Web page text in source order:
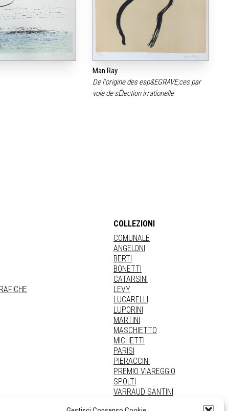
Man Ray
De l‘origine des esp&EGRAVE;ces par
voie de sÉlection irrationelle
COLLEZIONI
COMUNALE
ANGELONI
BERTI
BONETTI
CATARSINI
LEVY
LUCARELLI
LUPORINI
MARTINI
MASCHIETTO
MICHETTI
PARISI
PIERACCINI
PREMIO VIAREGGIO
SPOLTI
VARRAUD SANTINI